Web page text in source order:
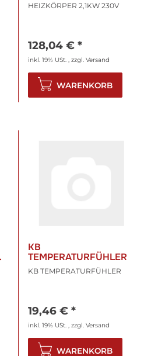
HEIZKÖRPER 2,1KW 230V
128,04 € *
inkl. 19% USt. , zzgl. Versand
WARENKORB
KB
TEMPERATURFÜHLER
KB TEMPERATURFÜHLER
19,46 € *
inkl. 19% USt. , zzgl. Versand
WARENKORB